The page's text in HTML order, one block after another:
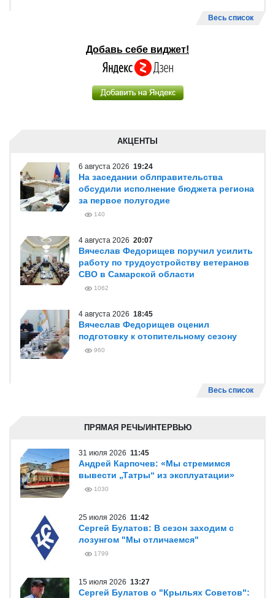
Весь список
Добавь себе виджет!
АКЦЕНТЫ
6 августа 2026 19:24
На заседании облправительства
обсудили исполнение бюджета региона
за первое полугодие
140
4 августа 2026 20:07
Вячеслав Федорищев поручил усилить
работу по трудоустройству ветеранов
СВО в Самарской области
1062
4 августа 2026 18:45
Вячеслав Федорищев оценил
подготовку к отопительному сезону
960
Весь список
ПРЯМАЯ РЕЧЬ/ИНТЕРВЬЮ
31 июля 2026 11:45
Андрей Карпочев: «Мы стремимся
вывести „Татры“ из эксплуатации»
1030
25 июля 2026 11:42
Сергей Булатов: В сезон заходим с
лозунгом "Мы отличаемся"
1799
15 июля 2026 13:27
Сергей Булатов о "Крыльях Советов":